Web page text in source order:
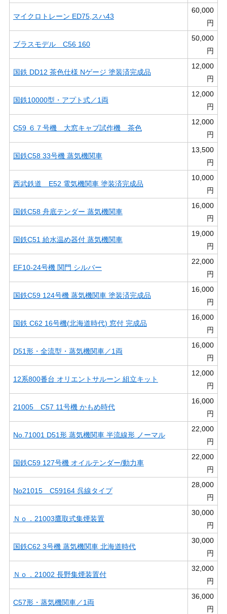
マイクロトレーン ED75,スハ43
60,000
円
ブラスモデル C56 160
50,000
円
国鉄 DD12 茶色仕様 Nゲージ 塗装済完成品
12,000
円
国鉄10000型・アプト式／1両
12,000
円
C59 ６７号機 大窓キャブ試作機 茶色
12,000
円
国鉄C58 33号機 蒸気機関車
13,500
円
西武鉄道 E52 電気機関車 塗装済完成品
10,000
円
国鉄C58 舟底テンダー 蒸気機関車
16,000
円
国鉄C51 給水温め器付 蒸気機関車
19,000
円
EF10-24号機 関門 シルバー
22,000
円
国鉄C59 124号機 蒸気機関車 塗装済完成品
16,000
円
国鉄 C62 16号機(北海道時代) 窓付 完成品
16,000
円
D51形・全流型・蒸気機関車／1両
16,000
円
12系800番台 オリエントサルーン 組立キット
12,000
円
21005 C57 11号機 かもめ時代
16,000
円
No.71001 D51形 蒸気機関車 半流線形 ノーマル
22,000
円
国鉄C59 127号機 オイルテンダー/動力車
22,000
円
No21015 C59164 呉線タイプ
28,000
円
Ｎｏ．21003鷹取式集煙装置
30,000
円
国鉄C62 3号機 蒸気機関車 北海道時代
30,000
円
Ｎｏ．21002 長野集煙装置付
32,000
円
C57形・蒸気機関車／1両
36,000
円